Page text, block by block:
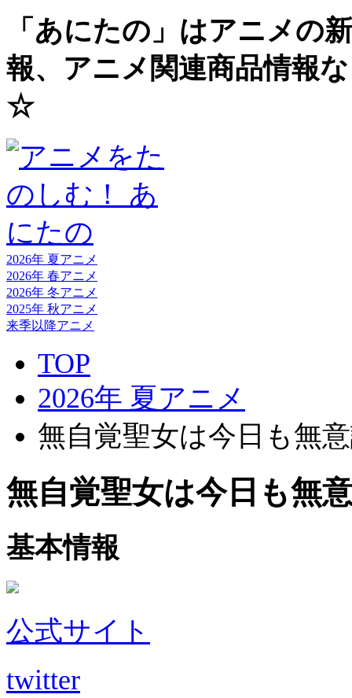
「あにたの」はアニメの
報、アニメ関連商品情報
☆
2026年 夏アニメ
2026年 春アニメ
2026年 冬アニメ
2025年 秋アニメ
来季以降アニメ
TOP
2026年 夏アニメ
無自覚聖女は今日も無
無自覚聖女は今日も無
基本情報
公式サイト
twitter